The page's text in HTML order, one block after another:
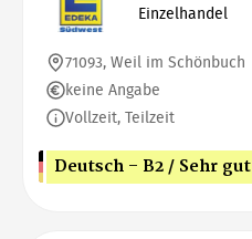
Einzelhandel
71093, Weil im Schönbuch
keine Angabe
Vollzeit, Teilzeit
Deutsch - B2 / Sehr gut